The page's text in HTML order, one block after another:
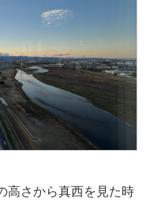
高さから真西を見た時